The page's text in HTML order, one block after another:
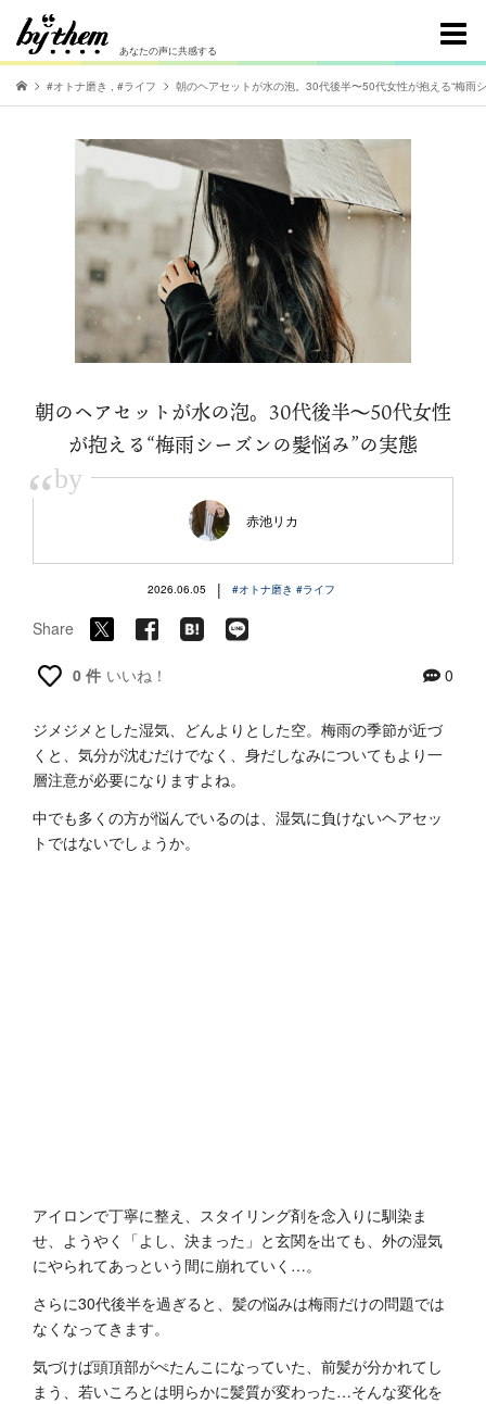
あなたの声に共感する
#オトナ磨き , #ライフ 朝のヘアセットが水の泡。30代後半〜50代女性が抱える“梅雨
朝のヘアセットが水の泡。30代後半〜50代女性
が抱える“梅雨シーズンの髪悩み”の実態
“by
赤池リカ
2026.06.05 | #オトナ磨き #ライフ
Share
0 件 いいね！ 0
ジメジメとした湿気、どんよりとした空。梅雨の季節が近づ
くと、気分が沈むだけでなく、身だしなみについてもより一
層注意が必要になりますよね。
中でも多くの方が悩んでいるのは、湿気に負けないヘアセッ
トではないでしょうか。
アイロンで丁寧に整え、スタイリング剤を念入りに馴染ま
せ、ようやく「よし、決まった」と玄関を出ても、外の湿気
にやられてあっという間に崩れていく…。
さらに30代後半を過ぎると、髪の悩みは梅雨だけの問題では
なくなってきます。
気づけば頭頂部がぺたんこになっていた、前髪が分かれてし
まう、若いころとは明らかに髪質が変わった…そんな変化を